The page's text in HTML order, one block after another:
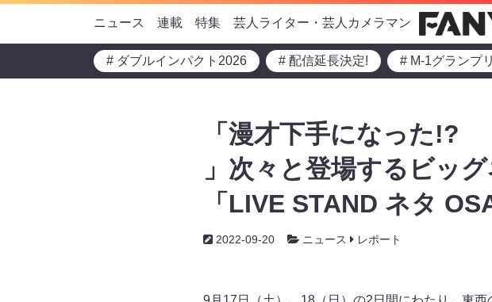
ニュース 連載 特集 芸人ライター・芸人カメラマン
# ダブルインパクト2026 # 配信延長決定! # M-1グランプリ
「漫才下手になった!?
」次々と登場するビッ
「LIVE STAND ネタ
2022-09-20 ニュース レポート